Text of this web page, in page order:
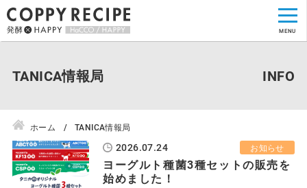
TANICA情報局
ホーム TANICA情報局
2026.07.24 お知らせ
ヨーグルト種菌3種セットの販売を
始めました！